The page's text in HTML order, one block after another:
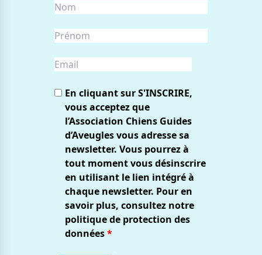
En cliquant sur S'INSCRIRE,
vous acceptez que
l’Association Chiens Guides
d’Aveugles vous adresse sa
newsletter. Vous pourrez à
tout moment vous désinscrire
en utilisant le lien intégré à
chaque newsletter. Pour en
savoir plus, consultez notre
politique de protection des
données*